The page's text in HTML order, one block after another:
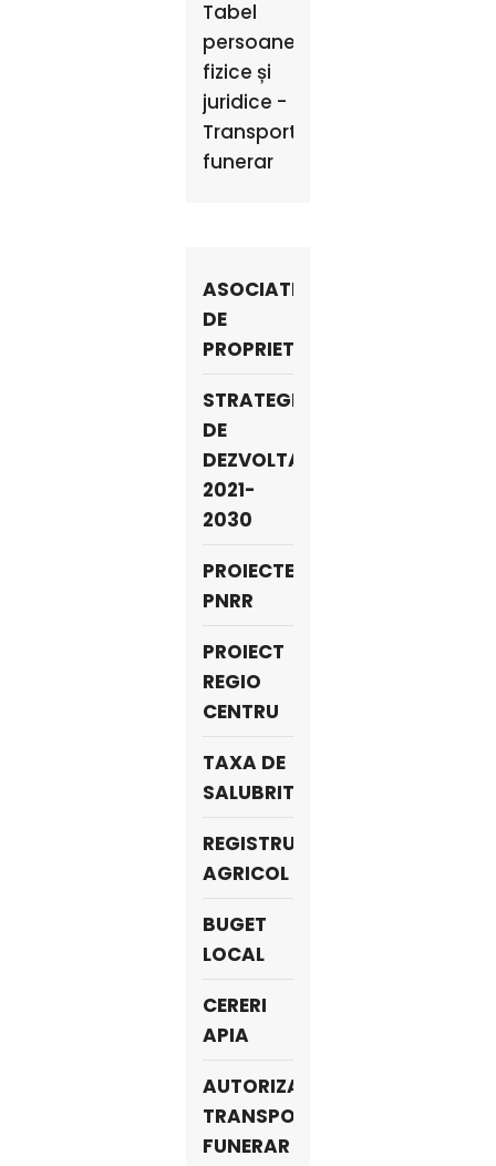
Tabel
persoane
fizice și
juridice -
Transport
funerar
ASOCIATII
DE
PROPRIETARI
STRATEGIA
DE
DEZVOLTARE
2021-
2030
PROIECTE
PNRR
PROIECT
REGIO
CENTRU
TAXA DE
SALUBRITATE
REGISTRUL
AGRICOL
BUGET
LOCAL
CERERI
APIA
AUTORIZAȚII
TRANSPORT
FUNERAR